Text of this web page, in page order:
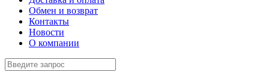
Обмен и возврат
Контакты
Новости
О компании